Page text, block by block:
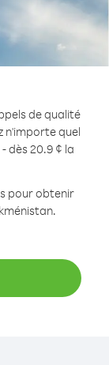
de qualité
n'importe quel
dès 20.9 ¢ la
pour obtenir